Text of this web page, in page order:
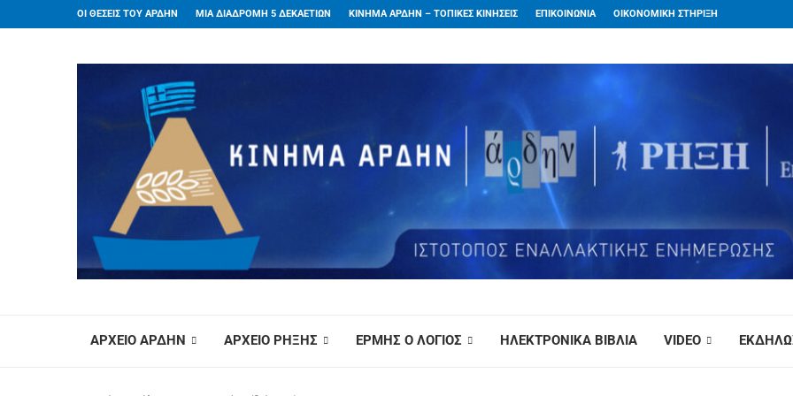
ΟΙ ΘΕΣΕΙΣ ΤΟΥ ΑΡΔΗΝ ΜΙΑ ΔΙΑΔΡΟΜΗ 5 ΔΕΚΑΕΤΙΩΝ ΚΙΝΗΜΑ ΑΡΔΗΝ – ΤΟΠΙΚΕΣ ΚΙΝΗΣΕΙΣ ΕΠΙΚΟΙΝΩΝΙΑ ΟΙΚΟΝΟΜΙΚΗ ΣΤΗΡΙΞΗ
ΑΡΧΕΙΟ ΑΡΔΗΝ ΑΡΧΕΙΟ ΡΗΞΗΣ ΕΡΜΗΣ Ο ΛΟΓΙΟΣ ΗΛΕΚΤΡΟΝΙΚΑ ΒΙΒΛΙΑ VIDEO